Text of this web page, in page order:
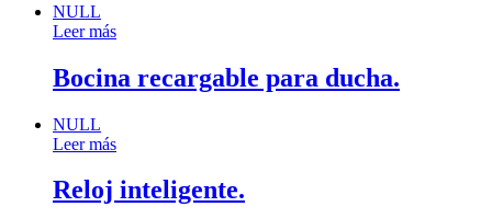
NULL
Leer más
Bocina recargable para ducha.
NULL
Leer más
Reloj inteligente.